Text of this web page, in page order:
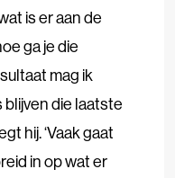
is er aan de
ga je die
mag ik
blijven die laatste
hij. ‘Vaak gaat
in op wat er